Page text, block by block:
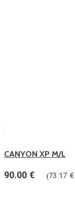
CANYON XP M/L
90.00 € (73.17 €